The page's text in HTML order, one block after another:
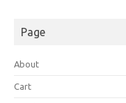
Page
About
Cart